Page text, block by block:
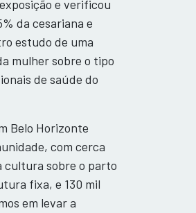
e verificou
da cesariana e
estudo de uma
mulher sobre o tipo
de saúde do
Belo Horizonte
com cerca
cultura sobre o parto
fixa, e 130 mil
em levar a